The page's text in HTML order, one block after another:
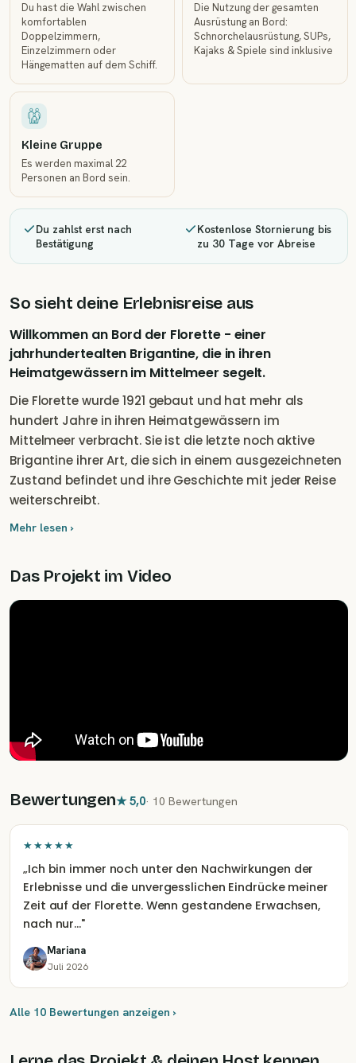
Du hast die Wahl zwischen
komfortablen
Doppelzimmern,
Einzelzimmern oder
Hängematten auf dem Schiff.
Die Nutzung der gesamten
Ausrüstung an Bord:
Schnorchelausrüstung, SUPs,
Kajaks & Spiele sind inklusive
Kleine Gruppe
Es werden maximal 22
Personen an Bord sein.
Du zahlst erst nach
Bestätigung
Kostenlose Stornierung bis
zu 30 Tage vor Abreise
So sieht deine Erlebnisreise aus
Willkommen an Bord der Florette - einer
jahrhundertealten Brigantine, die in ihren
Heimatgewässern im Mittelmeer segelt.
Die Florette wurde 1921 gebaut und hat mehr als
hundert Jahre in ihren Heimatgewässern im
Mittelmeer verbracht. Sie ist die letzte noch aktive
Brigantine ihrer Art, die sich in einem ausgezeichneten
Zustand befindet und ihre Geschichte mit jeder Reise
weiterschreibt.
Mehr lesen ›
Das Projekt im Video
Bewertungen★5,0· 10 Bewertungen
★★★★★
„Ich bin immer noch unter den Nachwirkungen der
Erlebnisse und die unvergesslichen Eindrücke meiner
Zeit auf der Florette. Wenn gestandene Erwachsen,
nach nur…"
Mariana
Juli 2026
Alle 10 Bewertungen anzeigen ›